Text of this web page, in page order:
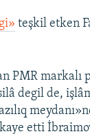
teşkil etken
markalı
degil de,
etti